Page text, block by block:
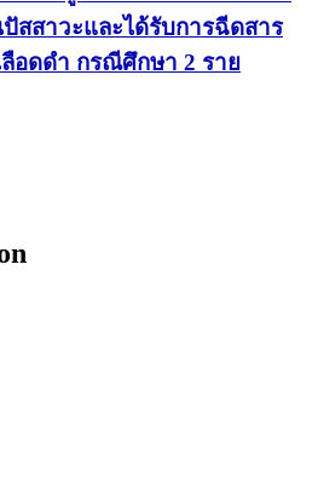
สสาวะและได้รับการฉีดสาร
อดดำ กรณีศึกษา 2 ราย